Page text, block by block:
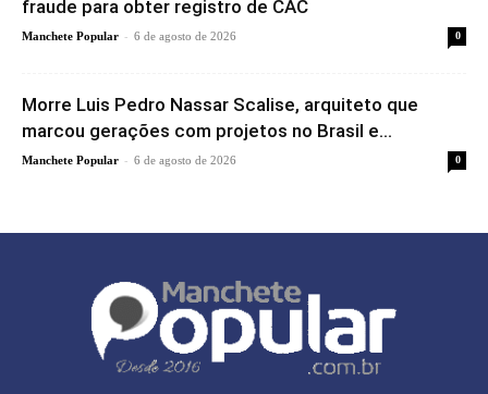
fraude para obter registro de CAC
Manchete Popular - 6 de agosto de 2026 0
Morre Luis Pedro Nassar Scalise, arquiteto que
marcou gerações com projetos no Brasil e...
Manchete Popular - 6 de agosto de 2026 0